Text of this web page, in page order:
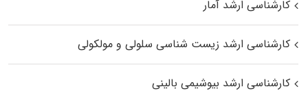
کارشناسی ارشد آمار
کارشناسی ارشد زیست شناسی سلولی و مولکولی
کارشناسی ارشد بیوشیمی بالینی